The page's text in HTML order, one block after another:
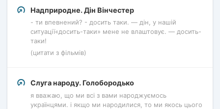
Надприродне. Дін Вінчестер
- ти впевнений? - досить таки. — дін, у нашій
ситуації«досить-таки» мене не влаштовує. — досить-
таки!
(цитати з фільмів)
Слуга народу. Голобородько
я вважаю, що ми всі з вами народжуємось
українцями. і якщо ми народилися, то ми якось цього